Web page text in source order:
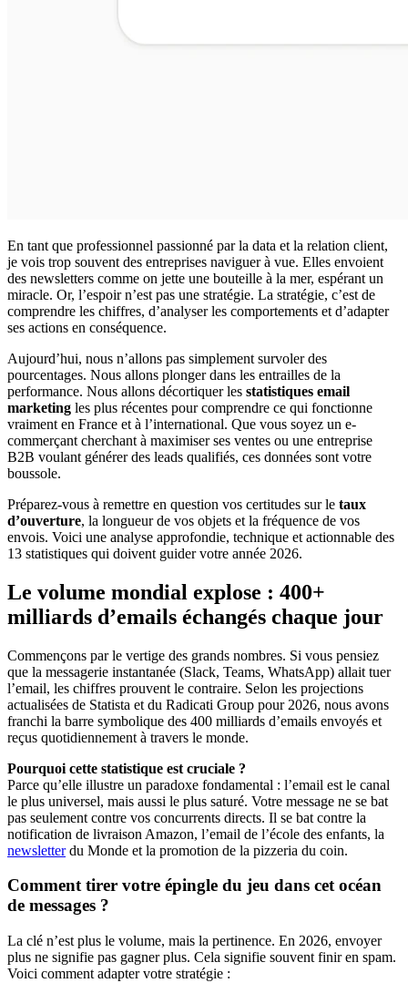
En tant que professionnel passionné par la data et la relation client,
je vois trop souvent des entreprises naviguer à vue. Elles envoient
des newsletters comme on jette une bouteille à la mer, espérant un
miracle. Or, l’espoir n’est pas une stratégie. La stratégie, c’est de
comprendre les chiffres, d’analyser les comportements et d’adapter
ses actions en conséquence.
Aujourd’hui, nous n’allons pas simplement survoler des
pourcentages. Nous allons plonger dans les entrailles de la
performance. Nous allons décortiquer les statistiques email
marketing les plus récentes pour comprendre ce qui fonctionne
vraiment en France et à l’international. Que vous soyez un e-
commerçant cherchant à maximiser ses ventes ou une entreprise
B2B voulant générer des leads qualifiés, ces données sont votre
boussole.
Préparez-vous à remettre en question vos certitudes sur le taux
d’ouverture, la longueur de vos objets et la fréquence de vos
envois. Voici une analyse approfondie, technique et actionnable des
13 statistiques qui doivent guider votre année 2026.
Le volume mondial explose : 400+
milliards d’emails échangés chaque jour
Commençons par le vertige des grands nombres. Si vous pensiez
que la messagerie instantanée (Slack, Teams, WhatsApp) allait tuer
l’email, les chiffres prouvent le contraire. Selon les projections
actualisées de Statista et du Radicati Group pour 2026, nous avons
franchi la barre symbolique des 400 milliards d’emails envoyés et
reçus quotidiennement à travers le monde.
Pourquoi cette statistique est cruciale ?
Parce qu’elle illustre un paradoxe fondamental : l’email est le canal
le plus universel, mais aussi le plus saturé. Votre message ne se bat
pas seulement contre vos concurrents directs. Il se bat contre la
notification de livraison Amazon, l’email de l’école des enfants, la
newsletterdu Monde et la promotion de la pizzeria du coin.
Comment tirer votre épingle du jeu dans cet océan
de messages ?
La clé n’est plus le volume, mais la pertinence. En 2026, envoyer
plus ne signifie pas gagner plus. Cela signifie souvent finir en spam.
Voici comment adapter votre stratégie :